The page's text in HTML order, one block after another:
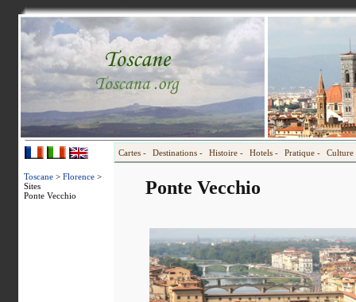
Toscane> Florence>
Sites
Ponte Vecchio
Cartes - Destinations - Histoire - Hotels - Pratique - Culture
Ponte Vecchio